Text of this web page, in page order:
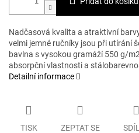
Nadčasová kvalita a atraktivní
velmi jemné ručníky jsou při utírání
bavlna s vysokou gramáží 550 g/
absorpční vlastnosti a
Detailní informace
TISK ZEPTAT SE